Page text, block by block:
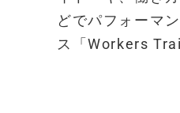
どでパフォーマ
ス「Workers